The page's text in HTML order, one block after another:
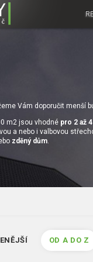
Vám doporučit menší
m2 jsou vhodné pro 2 až
a nebo i valbovou
zděný dům.
OD A DO Z